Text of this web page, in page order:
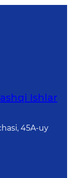
Ishlаr
45A-uy